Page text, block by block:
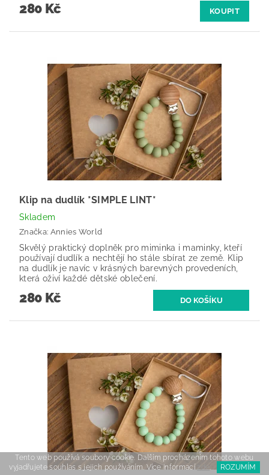
280 Kč KOUPIT
Klip na dudlík *SIMPLE LINT*
Skladem
Značka: Annies World
Skvělý praktický doplněk pro miminka i maminky, kteří
používají dudlík a nechtějí ho stále sbírat ze země. Klip
na dudlík je navíc v krásných barevných provedeních,
která oživí každé dětské oblečení.
280 Kč
Tento web používá soubory cookie. Dalším procházením tohoto webu
vyjadřujete souhlas s jejich používáním. Více informací
ROZUMÍM